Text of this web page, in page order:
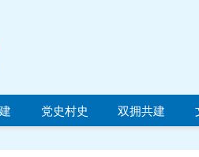
党史村史 双拥共建